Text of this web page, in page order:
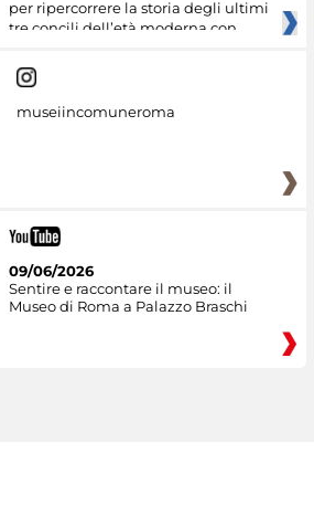
per ripercorrere la storia degli ultimi
tre concili dell’età moderna con
museiincomuneroma
09/06/2026
Sentire e raccontare il museo: il
Museo di Roma a Palazzo Braschi